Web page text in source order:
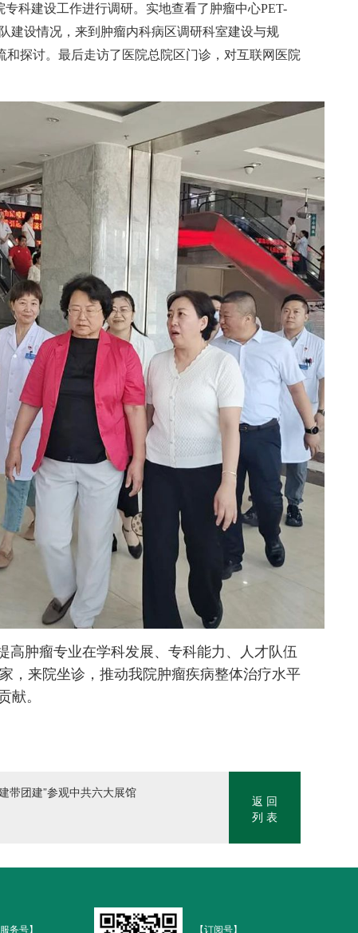
科建设工作进行调研。实地查看了肿瘤中心PET-
建设情况，来到肿瘤内科病区调研科室建设与规
探讨。最后走访了医院总院区门诊，对互联网医院
高肿瘤专业在学科发展、专科能力、人才队伍
，来院坐诊，推动我院肿瘤疾病整体治疗水平
献。
带团建”参观中共六大展馆
返 回
列 表
服务号】 【订阅号】